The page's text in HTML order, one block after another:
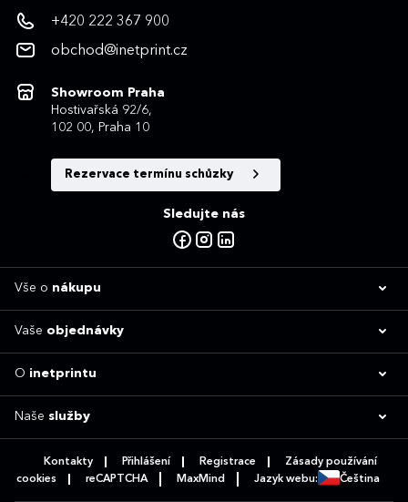
+420 222 367 900
obchod@inetprint.cz
Showroom Praha
Hostivařská 92/6,
102 00, Praha 10
Rezervace termínu schůzky
Sledujte nás
Vše o nákupu
Vaše objednávky
O inetprintu
Naše služby
Kontakty Přihlášení Registrace
Zásady používání
cookies
reCAPTCHA MaxMind Jazyk webu: Čeština